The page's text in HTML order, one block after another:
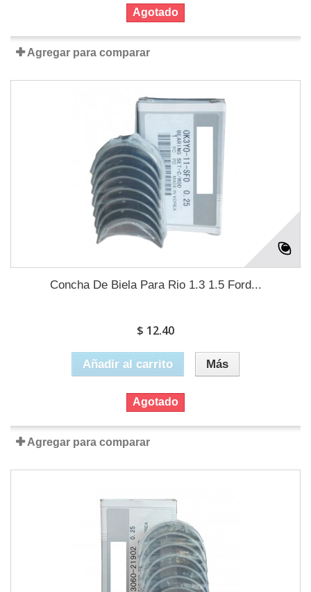
Agotado
Agregar para comparar
Concha De Biela Para Rio 1.3 1.5 Ford...
$ 12.40
Añadir al carrito Más
Agotado
Agregar para comparar